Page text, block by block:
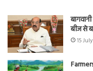
बीज से
15